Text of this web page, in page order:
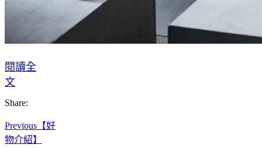
閱讀全
文
Share:
Previous 【好
物介紹】